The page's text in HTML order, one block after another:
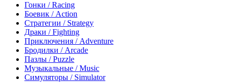
Гонки / Racing
Боевик / Action
Стратегии / Strategy
Драки / Fighting
Приключения / Adventure
Бродилки / Arcade
Пазлы / Puzzle
Музыкальные / Music
Симуляторы / Simulator